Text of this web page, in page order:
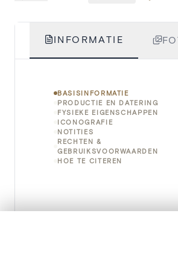
INFORMATIE
BASISINFORMATIE
PRODUCTIE EN DATERING
FYSIEKE EIGENSCHAPPEN
ICONOGRAFIE
NOTITIES
RECHTEN &
GEBRUIKSVOORWAARDEN
HOE TE CITEREN